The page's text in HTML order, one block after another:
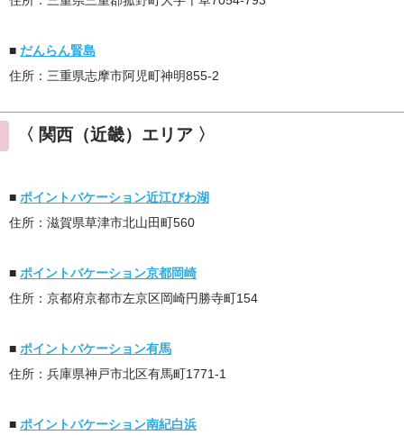
■ だんらん賢島
住所：三重県志摩市阿児町神明855-2
〈 関西（近畿）エリア 〉
■ ポイントバケーション近江びわ湖
住所：滋賀県草津市北山田町560
■ ポイントバケーション京都岡崎
住所：京都府京都市左京区岡崎円勝寺町154
■ ポイントバケーション有馬
住所：兵庫県神戸市北区有馬町1771-1
■ ポイントバケーション南紀白浜